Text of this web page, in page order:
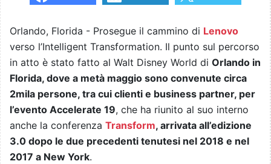
Orlando, Florida - Prosegue il cammino di Lenovo
verso l’Intelligent Transformation. Il punto sul percorso
in atto è stato fatto al Walt Disney World di Orlando in
Florida, dove a metà maggio sono convenute circa
2mila persone, tra cui clienti e business partner, per
l’evento Accelerate 19, che ha riunito al suo interno
anche la conferenza Transform, arrivata all’edizione
3.0 dopo le due precedenti tenutesi nel 2018 e nel
2017 a New York.